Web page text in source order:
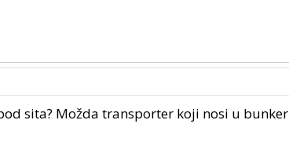
sita? Možda transporter koji nosi u bunker